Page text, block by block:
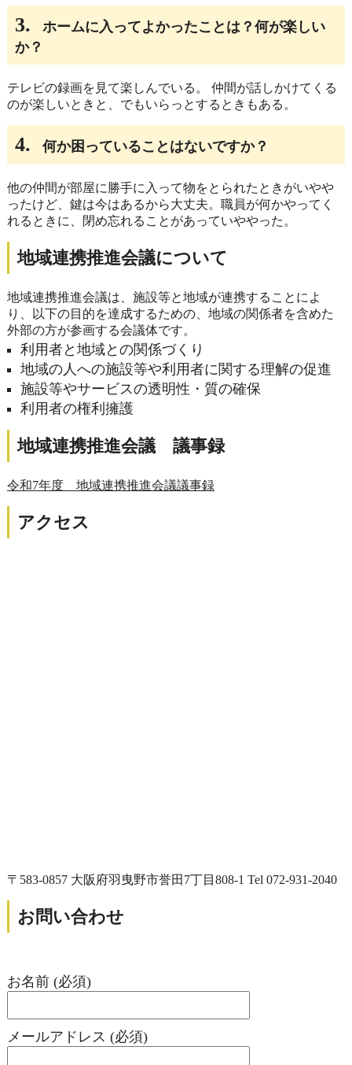
3.
ホームに入ってよかったことは？何が楽しい
か？
テレビの録画を見て楽しんでいる。 仲間が話しかけてくる
のが楽しいときと、でもいらっとするときもある。
4. 何か困っていることはないですか？
他の仲間が部屋に勝手に入って物をとられたときがいやや
ったけど、鍵は今はあるから大丈夫。職員が何かやってく
れるときに、閉め忘れることがあっていややった。
地域連携推進会議について
地域連携推進会議は、施設等と地域が連携することによ
り、以下の目的を達成するための、地域の関係者を含めた
外部の方が参画する会議体です。
利用者と地域との関係づくり
地域の人への施設等や利用者に関する理解の促進
施設等やサービスの透明性・質の確保
利用者の権利擁護
地域連携推進会議 議事録
令和7年度 地域連携推進会議議事録
アクセス
〒583-0857 大阪府羽曳野市誉田7丁目808-1 Tel 072-931-2040
お問い合わせ
お名前 (必須)
メールアドレス (必須)